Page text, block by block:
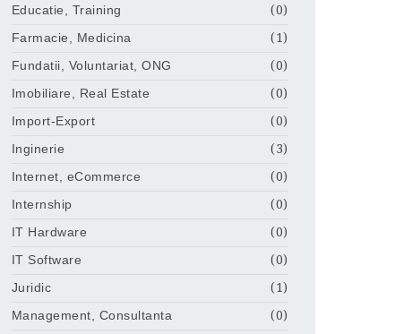
Educatie, Training
(0)
Farmacie, Medicina
(1)
Fundatii, Voluntariat, ONG
(0)
Imobiliare, Real Estate
(0)
Import-Export
(0)
Inginerie
(3)
Internet, eCommerce
(0)
Internship
(0)
IT Hardware
(0)
IT Software
(0)
Juridic
(1)
Management, Consultanta
(0)